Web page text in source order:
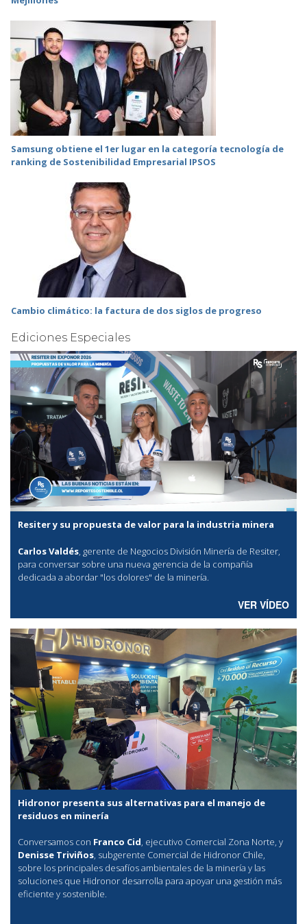
Samsung obtiene el 1er lugar en la categoría tecnología de
ranking de Sostenibilidad Empresarial IPSOS
Cambio climático: la factura de dos siglos de progreso
Ediciones Especiales
Resiter y su propuesta de valor para la industria minera
Carlos Valdés, gerente de Negocios División Minería de Resiter,
para conversar sobre una nueva gerencia de la compañía
dedicada a abordar "los dolores" de la minería.
VER VÍDEO
Hidronor presenta sus alternativas para el manejo de
residuos en minería
Conversamos con Franco Cid, ejecutivo Comercial Zona Norte, y
Denisse Triviños, subgerente Comercial de Hidronor Chile,
sobre los principales desafíos ambientales de la minería y las
soluciones que Hidronor desarrolla para apoyar una gestión más
eficiente y sostenible.